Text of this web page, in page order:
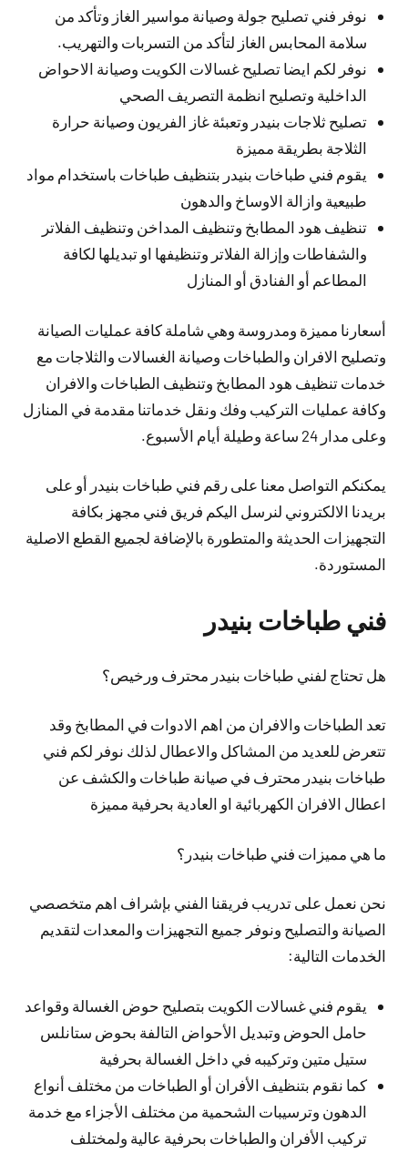
نوفر فني تصليح جولة وصيانة مواسير الغاز وتأكد من
سلامة المحابس الغاز لتأكد من التسربات والتهريب.
نوفر لكم ايضا تصليح غسالات الكويت وصيانة الاحواض
الداخلية وتصليح انظمة التصريف الصحي
تصليح ثلاجات بنيدر وتعبئة غاز الفريون وصيانة حرارة
الثلاجة بطريقة مميزة
يقوم فني طباخات بنيدر بتنظيف طباخات باستخدام مواد
طبيعية وازالة الاوساخ والدهون
تنظيف هود المطابخ وتنظيف المداخن وتنظيف الفلاتر
والشفاطات وإزالة الفلاتر وتنظيفها او تبديلها لكافة
المطاعم أو الفنادق أو المنازل
أسعارنا مميزة ومدروسة وهي شاملة كافة عمليات الصيانة
وتصليح الافران والطباخات وصيانة الغسالات والثلاجات مع
خدمات تنظيف هود المطابخ وتنظيف الطباخات والافران
وكافة عمليات التركيب وفك ونقل خدماتنا مقدمة في المنازل
وعلى مدار 24 ساعة وطيلة أيام الأسبوع.
يمكنكم التواصل معنا على رقم فني طباخات بنيدر أو على
بريدنا الالكتروني لنرسل اليكم فريق فني مجهز بكافة
التجهيزات الحديثة والمتطورة بالإضافة لجميع القطع الاصلية
المستوردة.
فني طباخات بنيدر
هل تحتاج لفني طباخات بنيدر محترف ورخيص؟
تعد الطباخات والافران من اهم الادوات في المطابخ وقد
تتعرض للعديد من المشاكل والاعطال لذلك نوفر لكم فني
طباخات بنيدر محترف في صيانة طباخات والكشف عن
اعطال الافران الكهربائية او العادية بحرفية مميزة
ما هي مميزات فني طباخات بنيدر؟
نحن نعمل على تدريب فريقنا الفني بإشراف اهم متخصصي
الصيانة والتصليح ونوفر جميع التجهيزات والمعدات لتقديم
الخدمات التالية:
يقوم فني غسالات الكويت بتصليح حوض الغسالة وقواعد
حامل الحوض وتبديل الأحواض التالفة بحوض ستانلس
ستيل متين وتركيبه في داخل الغسالة بحرفية
كما نقوم بتنظيف الأفران أو الطباخات من مختلف أنواع
الدهون وترسيبات الشحمية من مختلف الأجزاء مع خدمة
تركيب الأفران والطباخات بحرفية عالية ولمختلف